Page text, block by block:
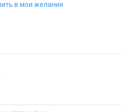
в мои желания